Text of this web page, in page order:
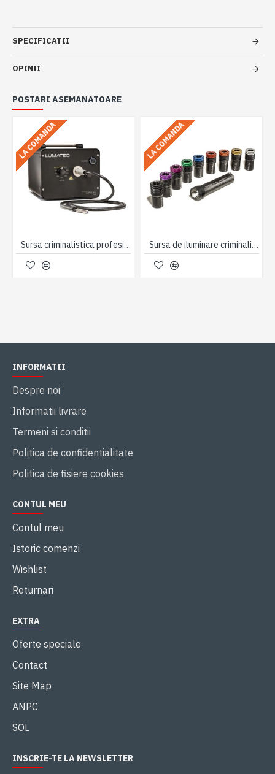
SPECIFICATII
OPINII
POSTARI ASEMANATOARE
LA COMANDA
Sursa criminalistica profesionala de iluminare cu gama spectrala larga si acumulator incorporat
LA COMANDA
Sursa de iluminare criminalistica profesionala tip lanterna pentru cercetare la fata locului
INFORMATII
Despre noi
Informatii livrare
Termeni si conditii
Politica de confidentialitate
Politica de fisiere cookies
CONTUL MEU
Contul meu
Istoric comenzi
Wishlist
Returnari
EXTRA
Oferte speciale
Contact
Site Map
ANPC
SOL
INSCRIE-TE LA NEWSLETTER